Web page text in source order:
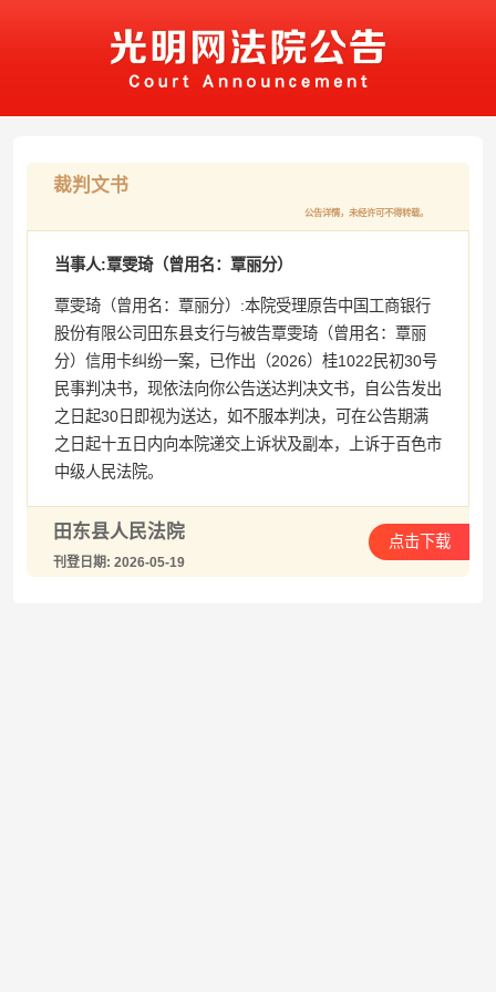
裁判文书
公告详情，未经许可不得转载。
当事人:覃雯琦（曾用名：覃丽分）
覃雯琦（曾用名：覃丽分）:本院受理原告中国工商银行
股份有限公司田东县支行与被告覃雯琦（曾用名：覃丽
分）信用卡纠纷一案，已作出（2026）桂1022民初30号
民事判决书，现依法向你公告送达判决文书，自公告发出
之日起30日即视为送达，如不服本判决，可在公告期满
之日起十五日内向本院递交上诉状及副本，上诉于百色市
中级人民法院。
田东县人民法院
刊登日期: 2026-05-19
点击下载